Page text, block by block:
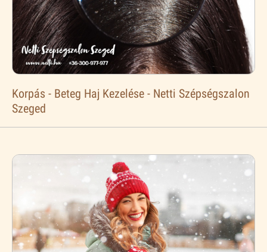
Korpás - Beteg Haj Kezelése - Netti Szépségszalon
Szeged